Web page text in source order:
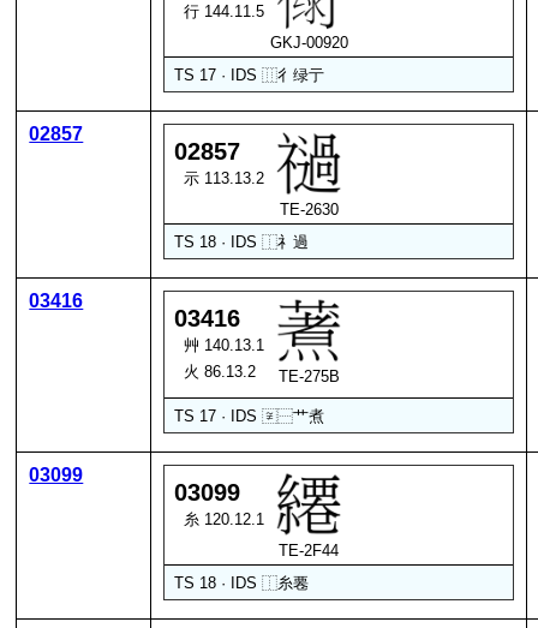
行 144.11.5
GKJ-00920
TS 17 · IDS⿲彳绿亍
02857
02857
示 113.13.2
TE-2630
TS 18 · IDS⿰礻過
03416
03416
艸 140.13.1
火 86.13.2
TE-275B
TS 17 · IDS〾⿱艹煮
03099
03099
糸 120.12.1
TE-2F44
TS 18 · IDS⿰糸䙴